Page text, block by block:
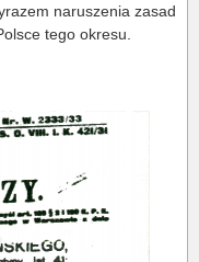
naruszenia zasad
tego okresu.